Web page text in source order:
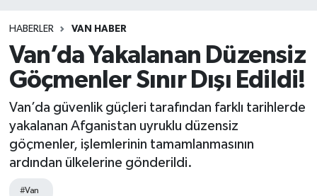
HABERLER VAN HABER
Van’da Yakalanan Düzensiz
Göçmenler Sınır Dışı Edildi!
Van’da güvenlik güçleri tarafından farklı tarihlerde
yakalanan Afganistan uyruklu düzensiz
göçmenler, işlemlerinin tamamlanmasının
ardından ülkelerine gönderildi.
#Van
Puan Durumu ve Fikstür
Tüm Manşetler
Son Dakika Haberleri
Haber Arşivi